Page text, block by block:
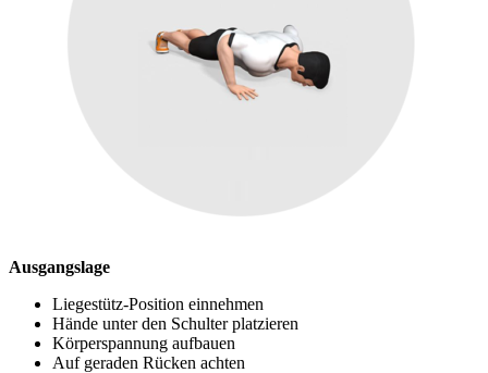
Ausgangslage
Liegestütz-Position einnehmen
Hände unter den Schulter platzieren
Körperspannung aufbauen
Auf geraden Rücken achten